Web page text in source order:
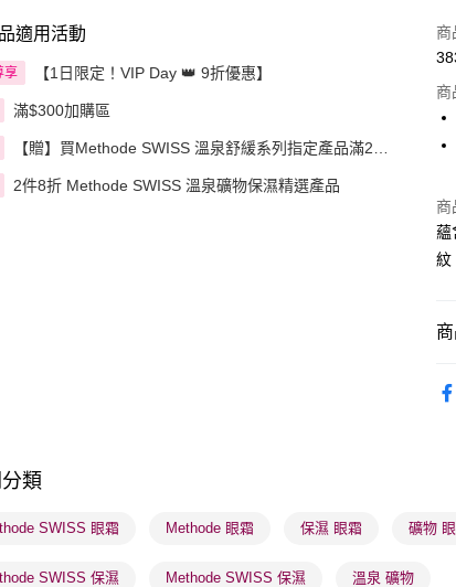
適用活動
享 【1日限定！VIP Day 👑 9折優惠】
滿$300加購區
【贈】買Methode SWISS 溫泉舒緩系列指定產品滿2件
2件8折 Methode SWISS 溫泉礦物保濕精選產品
信
順
商
商
商
蘊
紋
類
SWISS 眼霜 Methode 眼霜 保濕 眼霜 礦物
SWISS 保濕 Methode SWISS 保濕 溫泉 礦物